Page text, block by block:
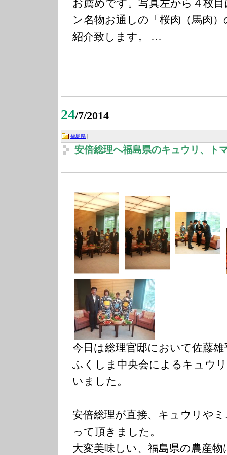
お薦めです。写真左から４枚
ン名物お通しの「桜肉（馬肉
紹介致します。 …
24/7/2014
福島県 |
安倍総理へ福島県のキュウリ、ト
今日は総理官邸において佐藤
ふくしま中央会によるキュウ
いました。
安倍総理が直接、キュウリや
って頂きました。
大変美味しい、福島県の農産